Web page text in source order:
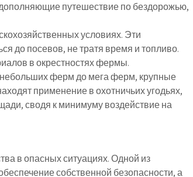
путешествие по бездорожью,
условиях. Эти
до посевов, не тратя время и топливо.
в окрестностях фермы.
ферм до мега ферм, крупные
применение в охотничьих угодьях,
сводя к минимуму воздействие на
в опасных ситуациях. Одной из
собственной безопасности, а